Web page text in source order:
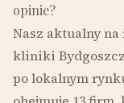
opinie?
Nasz aktualny
kliniki Bydgoszcz
po lokalnym